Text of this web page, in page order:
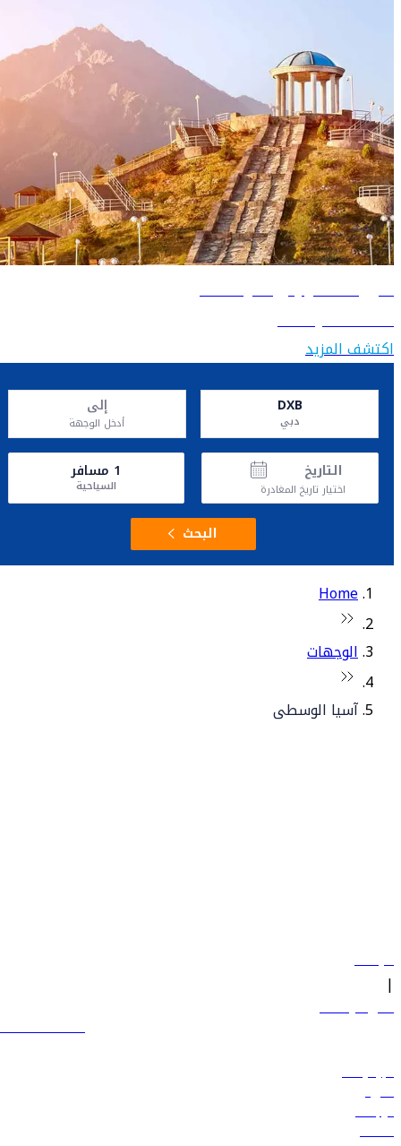
دليل السفر إلى كازاخستان
اكتشف كازاخستان
اكتشف المزيد
DXB
دبي
إلى
أدخل الوجهة
التاريخ
اختيار تاريخ المغادرة
1 مسافر
السياحية
البحث
Home
الوجهات
آسيا الوسطى
سياساتنا
|
الشروط والأحكام
600 544 445
حجز الرحلات
العروض
الوجهات
الأمتعة